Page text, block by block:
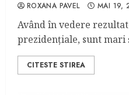
ROXANA PAVEL MAI 19,
Având în vedere
prezidențiale, sunt mari
CITESTE STIREA